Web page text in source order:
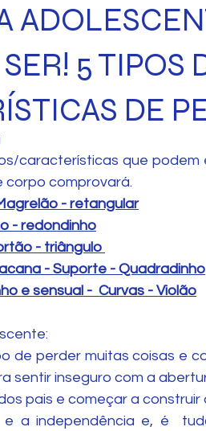
5 TIPOS
DE
características que
corpo comprovará.
- retangular
- redondinho
- triângulo
- Suporte - Quadradinho
e sensual -  Curvas - Violão
de perder muitas coisas e
sentir inseguro com a
pais e começar a construir
e a independência e, é